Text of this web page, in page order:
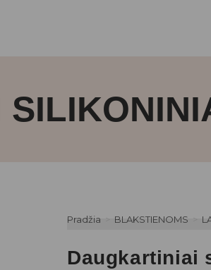
Pradžia > BLAKSTIENOMS >
Daugkartiniai